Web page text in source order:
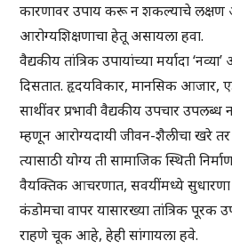
कारणावर उपाय करू न शकल्याचे
आरोग्यशिक्षणाचा हेतू असायला हवा.
वैद्यकीय तांत्रिक उपायांच्या मर्यादा
दिसतात. हृदयविकार, मानसिक आजार,
साथींवर प्रभावी वैद्यकीय उपचार
म्हणून आरोग्यदायी जीवन-शैलीचा खरे
त्यासाठी योग्य ती सामाजिक स्थिती
वैयक्तिक आचरणात, सवयींमध्ये
कंडोमचा वापर यासारख्या तांत्रिक पूरक
राहणे चूक आहे, हेही सांगायला हवे.